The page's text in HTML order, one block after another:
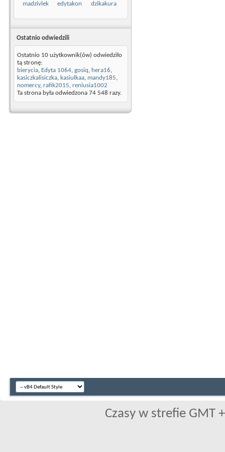
madzivlek edytakon dzikakura
Ostatnio odwiedzili
Ostatnio 10 użytkownik(ów) odwiedziło
tą stronę:
bierycia, Edyta 1064, gosiq, hera16,
kasiczkalisiczka, kasiulkaa, mandy185,
nomercy, rafik2015, reniusia1002
Ta strona była odwiedzona 74 548 razy.
Czasy w strefie GMT